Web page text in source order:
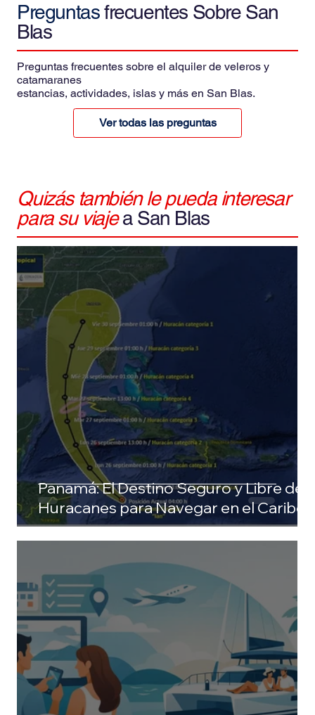
Preguntasfrecuentes Sobre San
Blas
Preguntas frecuentes sobre el alquiler de veleros y
catamaranes
estancias, actividades, islas y más en San Blas.
Ver todas las preguntas
Quizás también le pueda interesar
para su viajea San Blas
Panamá: El Destino Seguro y Libre de
Huracanes para Navegar en el Caribe